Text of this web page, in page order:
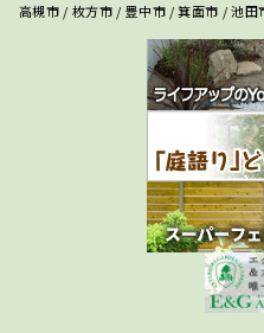
高槻市 / 枚方市 / 豊中市 / 箕面市 / 池